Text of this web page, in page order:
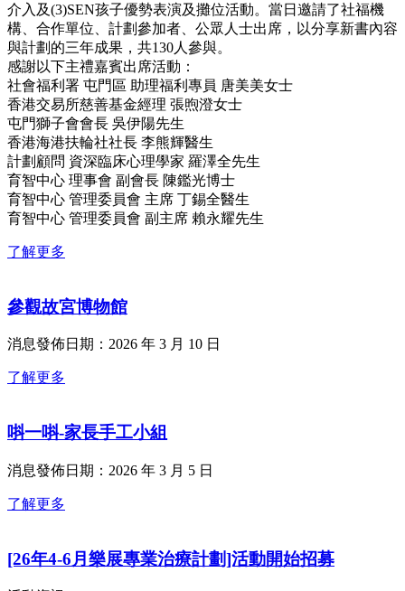
介入及(3)SEN孩子優勢表演及攤位活動。當日邀請了社福機
構、合作單位、計劃參加者、公眾人士出席，以分享新書內容
與計劃的三年成果，共130人參與。
感謝以下主禮嘉賓出席活動：
社會福利署 屯門區 助理福利專員 唐美美女士
香港交易所慈善基金經理 張煦澄女士
屯門獅子會會長 吳伊陽先生
香港海港扶輪社社長 李熊輝醫生
計劃顧問 資深臨床心理學家 羅澤全先生
育智中心 理事會 副會長 陳鑑光博士
育智中心 管理委員會 主席 丁錫全醫生
育智中心 管理委員會 副主席 賴永耀先生
了解更多
參觀故宮博物館
消息發佈日期：2026 年 3 月 10 日
了解更多
唞一唞-家長手工小組
消息發佈日期：2026 年 3 月 5 日
了解更多
[26年4-6月樂展專業治療計劃]活動開始招募